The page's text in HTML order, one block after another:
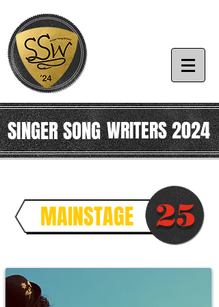
SINGER SONGWRITERS 2024
MAINSTAGE 25